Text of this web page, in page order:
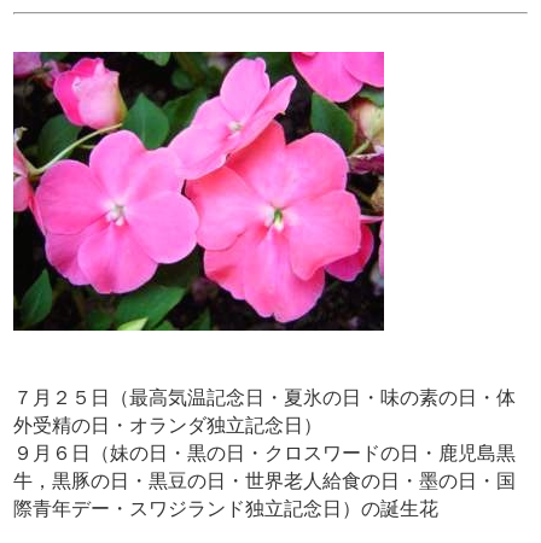
７月２５日（最高気温記念日・夏氷の日・味の素の日・体
外受精の日・オランダ独立記念日）
９月６日（妹の日・黒の日・クロスワードの日・鹿児島黒
牛，黒豚の日・黒豆の日・世界老人給食の日・墨の日・国
際青年デー・スワジランド独立記念日）の誕生花